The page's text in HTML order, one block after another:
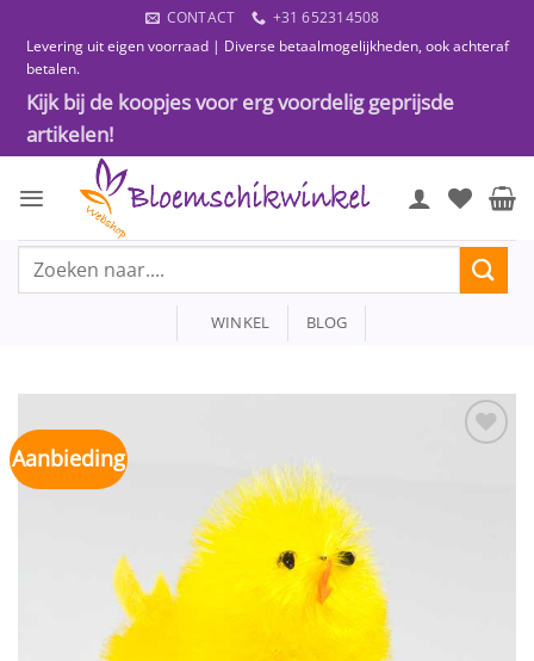
naar
inhoud
CONTACT
+31 652314508
Levering uit eigen voorraad | Diverse betaalmogelijkheden, ook achteraf
betalen.
Kijk bij de koopjes voor erg voordelig geprijsde
artikelen!
Zoeken
WINKEL BLOG
Aanbieding